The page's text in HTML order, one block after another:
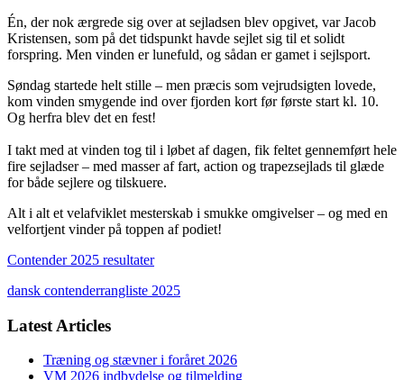
Én, der nok ærgrede sig over at sejladsen blev opgivet, var Jacob
Kristensen, som på det tidspunkt havde sejlet sig til et solidt
forspring. Men vinden er lunefuld, og sådan er gamet i sejlsport.
Søndag startede helt stille – men præcis som vejrudsigten lovede,
kom vinden smygende ind over fjorden kort før første start kl. 10.
Og herfra blev det en fest!
I takt med at vinden tog til i løbet af dagen, fik feltet gennemført hele
fire sejladser – med masser af fart, action og trapezsejlads til glæde
for både sejlere og tilskuere.
Alt i alt et velafviklet mesterskab i smukke omgivelser – og med en
velfortjent vinder på toppen af podiet!
Contender 2025 resultater
dansk contenderrangliste 2025
Latest Articles
Træning og stævner i foråret 2026
VM 2026 indbydelse og tilmelding